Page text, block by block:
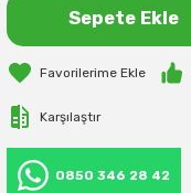
Sepete Ekle
Karşılaştır
0850 346 28 42